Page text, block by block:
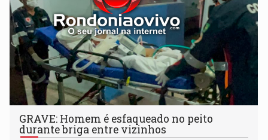
GRAVE: Homem é esfaqueado no peito
durante briga entre vizinhos